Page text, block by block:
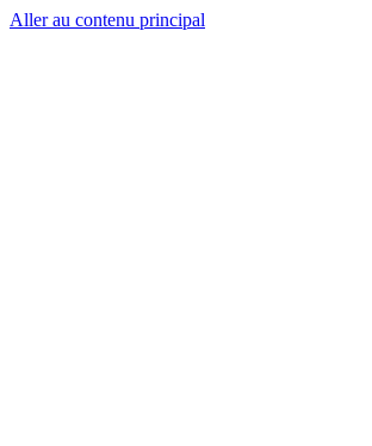
Aller au contenu principal